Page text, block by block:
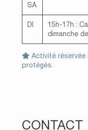
SA
DI 15h-17h :
dimanche
Activité
protégés.
CONTACT